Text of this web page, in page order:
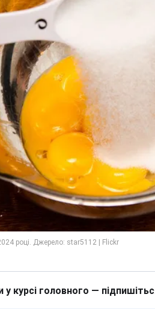
курсі головного —